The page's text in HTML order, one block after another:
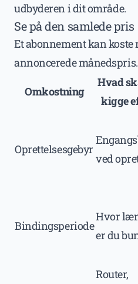
udbyderen i dit område.
Se på den samlede pris
Et abonnement kan koste
annoncerede
Omkostning
Hvad
kigge
Oprettelsesgebyr
ved
Bindingsperiode
Hvor
er du
Router,